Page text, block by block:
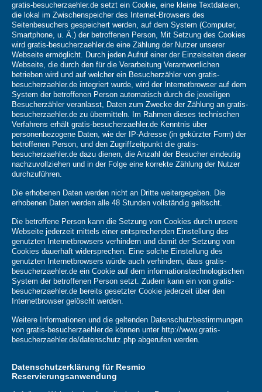
gratis-besucherzaehler.de setzt ein Cookie, eine kleine Textdateien,
die lokal im Zwischenspeicher des Internet-Browsers des
Seitenbesuchers gespeichert werden, auf dem System (Computer,
Smartphone, u. Ä.) der betroffenen Person, Mit Setzung des Cookies
wird gratis-besucherzaehler.de eine Zählung der Nutzer unserer
Webseite ermöglicht. Durch jeden Aufruf einer der Einzelseiten dieser
Webseite, die durch den für die Verarbeitung Verantwortlichen
betrieben wird und auf welcher ein Besucherzähler von gratis-
besucherzaehler.de integriert wurde, wird der Internetbrowser auf dem
System der betroffenen Person automatisch durch die jeweiligen
Besucherzähler veranlasst, Daten zum Zwecke der Zählung an gratis-
besucherzaehler.de zu übermitteln. Im Rahmen dieses technischen
Verfahrens erhält gratis-besucherzaehler.de Kenntnis über
personenbezogene Daten, wie der IP-Adresse (in gekürzter Form) der
betroffenen Person, und den Zugriffzeitpunkt die gratis-
besucherzaehler.de dazu dienen, die Anzahl der Besucher eindeutig
nachzuvollziehen und in der Folge eine korrekte Zählung der Nutzer
durchzuführen.
Die erhobenen Daten werden nicht an Dritte weitergegeben. Die
erhobenen Daten werden alle 48 Stunden vollständig gelöscht.
Die betroffene Person kann die Setzung von Cookies durch unsere
Webseite jederzeit mittels einer entsprechenden Einstellung des
genutzten Internetbrowsers verhindern und damit der Setzung von
Cookies dauerhaft widersprechen. Eine solche Einstellung des
genutzten Internetbrowsers würde auch verhindern, dass gratis-
besucherzaehler.de ein Cookie auf dem informationstechnologischen
System der betroffenen Person setzt. Zudem kann ein von gratis-
besucherzaehler.de bereits gesetzter Cookie jederzeit über den
Internetbrowser gelöscht werden.
Weitere Informationen und die geltenden Datenschutzbestimmungen
von gratis-besucherzaehler.de können unter http://www.gratis-
besucherzaehler.de/datenschutz.php abgerufen werden.
Datenschutzerklärung für Resmio
Reservierungsanwendung